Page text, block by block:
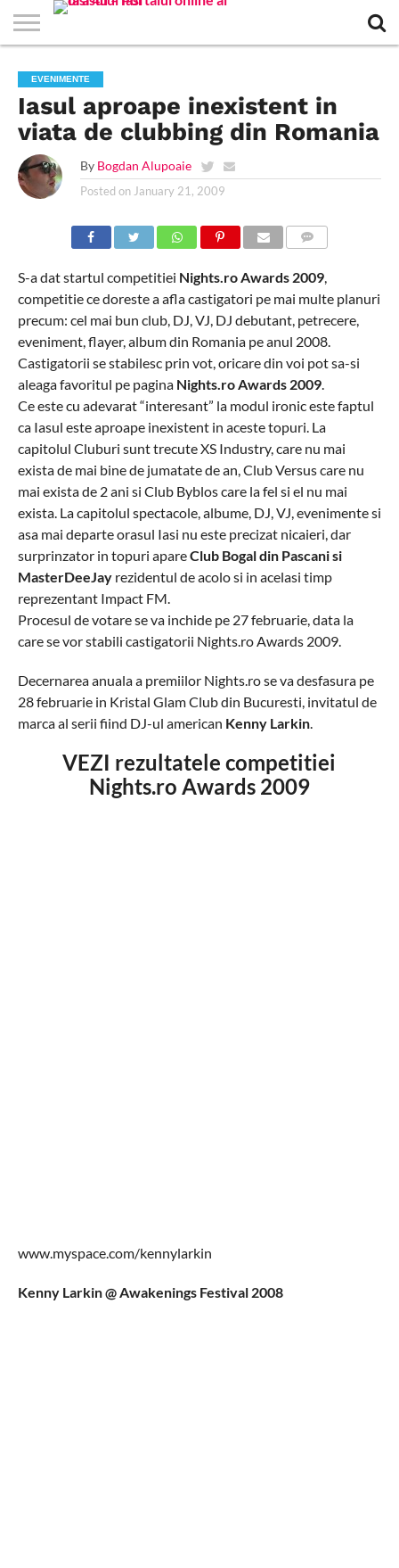
STIRI
APARTAMENTE
NOI IASI
STIRI
IASI
JOBS
IN
IASI
FILME
LA
CINEMA
CLUBURI /
DISCOTECI
BARURI /
CAFENELE
SALI DE
FORTA
SI
FITNESS
SALOANE DE
INFRUMUSETARE
AGENTII
DE
TURISM
IASI
RESTAURANTE
IN IASI
PIZZA
IN
IASI
PISCINA
IN IASI
FLORARII
RADIO
LIVE
IN IASI
SPALATORII
AUTO
TRACTARI
AUTO
TAXI
IN
IASI
CINEMA
TEATRU
HOTELURI
/
PENSIUNI
TEREN
SPORTIV
TEREN
TENIS
IASI
FARMACII
NON
STOP
COFFEE-
TO-GO
FIRME DE
PUBLICITATE
RENT
A
CAR
EVENIMENTE
Iasul aproape inexistent in
viata de clubbing din Romania
By Bogdan Alupoaie
Posted on January 21, 2009
S-a dat startul competitiei Nights.ro Awards 2009,
competitie ce doreste a afla castigatori pe mai multe planuri
precum: cel mai bun club, DJ, VJ, DJ debutant, petrecere,
eveniment, flayer, album din Romania pe anul 2008.
Castigatorii se stabilesc prin vot, oricare din voi pot sa-si
aleaga favoritul pe pagina Nights.ro Awards 2009.
Ce este cu adevarat “interesant” la modul ironic este faptul
ca Iasul este aproape inexistent in aceste topuri. La
capitolul Cluburi sunt trecute XS Industry, care nu mai
exista de mai bine de jumatate de an, Club Versus care nu
mai exista de 2 ani si Club Byblos care la fel si el nu mai
exista. La capitolul spectacole, albume, DJ, VJ, evenimente si
asa mai departe orasul Iasi nu este precizat nicaieri, dar
surprinzator in topuri apareClub Bogal din Pascani si
MasterDeeJayrezidentul de acolo si in acelasi timp
reprezentant Impact FM.
Procesul de votare se va inchide pe 27 februarie, data la
care se vor stabili castigatorii Nights.ro Awards 2009.
Decernarea anuala a premiilor Nights.ro se va desfasura pe
28 februarie in Kristal Glam Club din Bucuresti, invitatul de
marca al serii fiind DJ-ul american Kenny Larkin.
VEZI rezultatele competitiei
Nights.ro Awards 2009
www.myspace.com/kennylarkin
Kenny Larkin @ Awakenings Festival 2008